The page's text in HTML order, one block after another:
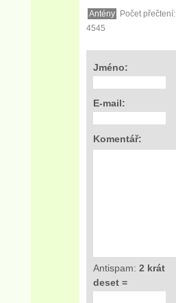
Antény
Počet přečtení:
4545
Jméno:
E-mail:
Komentář:
Antispam:2 krát
deset =